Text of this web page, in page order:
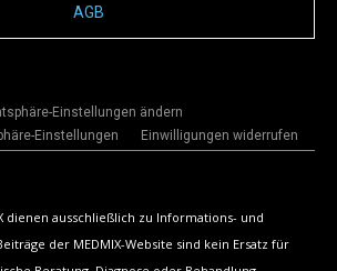
AGB
Einstellungen ändern
Einstellungen
Einwilligungen widerrufen
dienen ausschließlich zu Informations- und
der MEDMIX-Website sind kein Ersatz für